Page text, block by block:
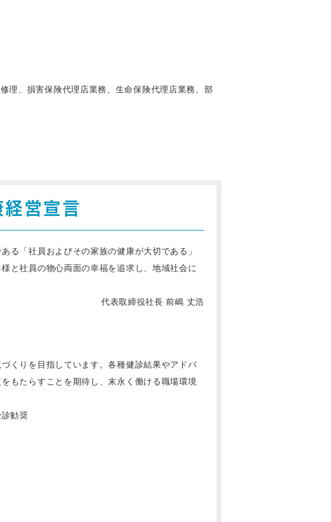
理、損害保険代理店業務、生命保険代理店業務、部
営宣言
る「社員およびその家族の健康が大切である」
と社員の物心両面の幸福を追求し、地域社会に
代表取締役社長 前嶋 丈浩
くりを目指しています。各種健診結果やアドバ
もたらすことを期待し、末永く働ける職場環境
勧奨